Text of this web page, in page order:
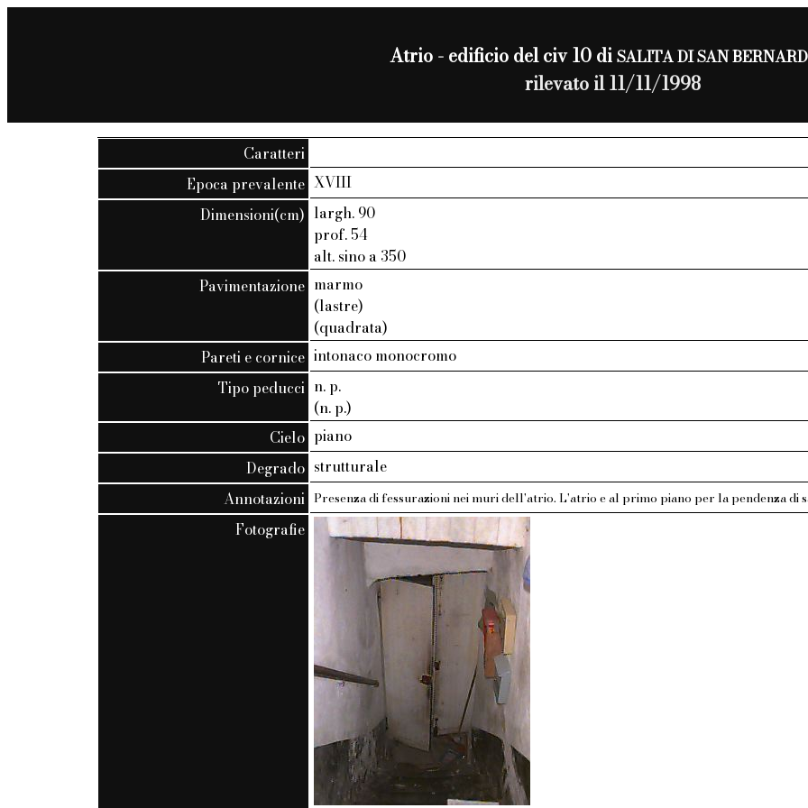
Atrio - edificio del civ 10 diSALITA DI SAN
rilevato il 11/11/1998
Caratteri
Epoca prevalente XVIII
Dimensioni(cm) largh. 90
prof. 54
alt. sino a 350
Pavimentazione marmo
(lastre)
(quadrata)
Pareti e cornice intonaco monocromo
Tipo peducci n. p.
(n. p.)
Cielo piano
Degrado strutturale
Annotazioni Presenza di fessurazioni nei muri dell'atrio. L'atrio e al primo piano per la pendenza di
Fotografie